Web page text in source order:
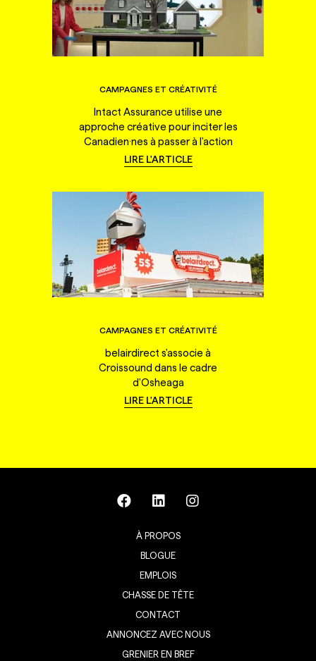
CAMPAGNES ET CRÉATIVITÉ
Intact Assurance utilise une
approche créative pour inciter les
Canadien·nes à passer à l'action
LIRE L'ARTICLE
CAMPAGNES ET CRÉATIVITÉ
belairdirect s'associe à
Croissound dans le cadre
d'Osheaga
LIRE L'ARTICLE
À PROPOS
BLOGUE
EMPLOIS
CHASSE DE TÊTE
CONTACT
ANNONCEZ AVEC NOUS
GRENIER EN BREF